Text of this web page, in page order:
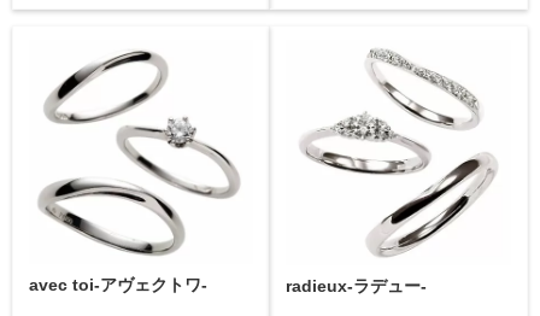
avec toi-アヴェクトワ- radieux-ラデュー-